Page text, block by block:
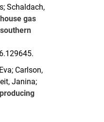
Schaldach,
gas
Carlson,
Janina;